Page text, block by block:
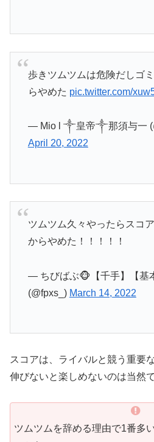
歩きツムツムは危険だしゴ
らやめた pic.twitter.com/
— Mio l ༒皇帝༒那須与一
April 20, 2022
ツムツム久々やったらスコ
からやめた！！！！！
— ちびばぶ🐵【千手】【基
(@fpxs_) March 14, 2022
スコアは、ライバルと競う重要
伸びないと楽しめないのは当然で
ツムツムを辞める理由で1番多